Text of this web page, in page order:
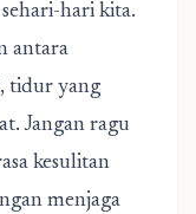
hari kita.
antara
tidur yang
Jangan ragu
kesulitan
menjaga